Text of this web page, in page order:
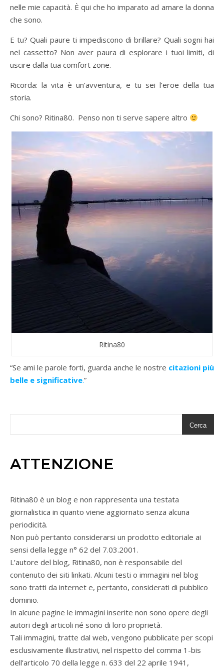
nelle mie capacità. È qui che ho imparato ad amare la donna
che sono.
E tu? Quali paure ti impediscono di brillare? Quali sogni hai
nel cassetto? Non aver paura di esplorare i tuoi limiti, di
uscire dalla tua comfort zone.
Ricorda: la vita è un’avventura, e tu sei l’eroe della tua
storia.
Chi sono? Ritina80. Penso non ti serve sapere altro
Ritina80
“Se ami le parole forti, guarda anche le nostre citazioni più
belle e significative.”
Cerca
ATTENZIONE
Ritina80 è un blog e non rappresenta una testata
giornalistica in quanto viene aggiornato senza alcuna
periodicità.
Non può pertanto considerarsi un prodotto editoriale ai
sensi della legge n° 62 del 7.03.2001.
L’autore del blog, Ritina80, non è responsabile del
contenuto dei siti linkati. Alcuni testi o immagini nel blog
sono tratti da internet e, pertanto, considerati di pubblico
dominio.
In alcune pagine le immagini inserite non sono opere degli
autori degli articoli né sono di loro proprietà.
Tali immagini, tratte dal web, vengono pubblicate per scopi
esclusivamente illustrativi, nel rispetto del comma 1-bis
dell’articolo 70 della legge n. 633 del 22 aprile 1941,